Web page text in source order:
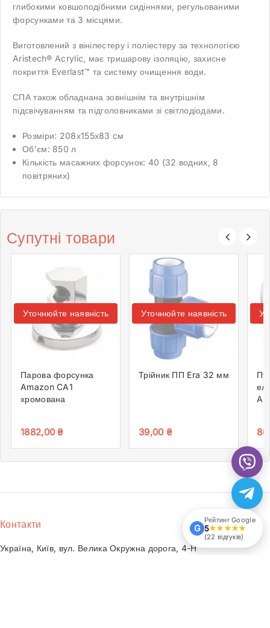
глибокими ковшоподібними сидіннями, регульованими
форсунками та 3 місцями.
Виготовлений з вінілестеру і поліестеру за технологією
Aristech® Acrylic, має тришарову ізоляцію, захисне
покриття Everlast™ та систему очищення води.
СПА також обладнана зовнішнім та внутрішнім
підсвічуванням та підголовниками зі світлодіодами.
Розміри: 208х155х83 cм
Об’єм: 850 л
Кількість масажних форсунок: 40 (32 водних, 8
повітряних)
Супутні товари
Уточнюйте наявність
Парова форсунка
Amazon CA1
хромована
1882,00₴
Уточнюйте наявність
Трійник ПП Era 32 мм
39,00 ₴
Контакти
Україна, Київ, вул. Велика Окружна дорога, 4-Н
G
Рейтинг Google
5★★★★★
(22 відгуків)